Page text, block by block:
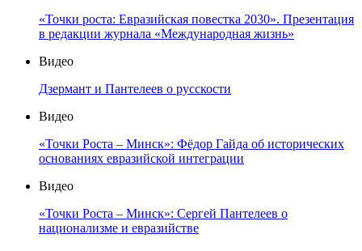
«Точки роста: Евразийская повестка 2030». Презентация
в редакции журнала «Международная жизнь»
Видео
Дзермант и Пантелеев о русскости
Видео
«Точки Роста – Минск»: Фёдор Гайда об исторических
основаниях евразийской интеграции
Видео
«Точки Роста – Минск»: Сергей Пантелеев о
национализме и евразийстве